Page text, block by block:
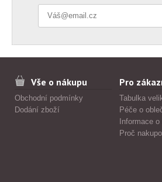
Vše o nákupu
Obchodní podmínky
Dodání zboží
Pro
Tabulka
Péče o
Informace
Proč